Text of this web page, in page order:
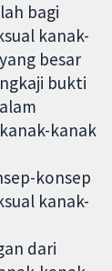
bagi
kanak-
besar
bukti
kanak
konsep
kanak-
dari